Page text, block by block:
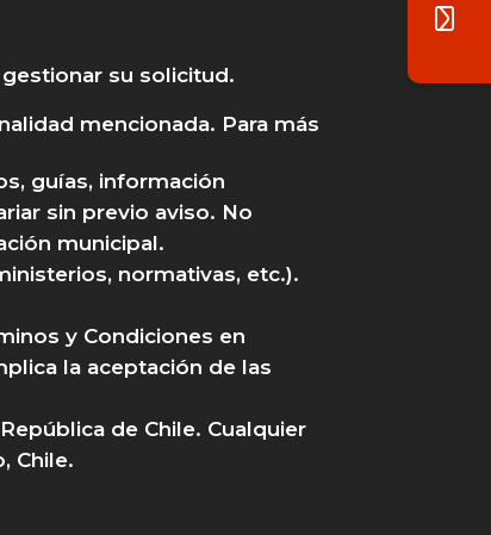
su solicitud.
mencionada. Para más
guías, información
sin previo aviso. No
municipal.
normativas, etc.).
y Condiciones en
la aceptación de las
de Chile. Cualquier
Chile.